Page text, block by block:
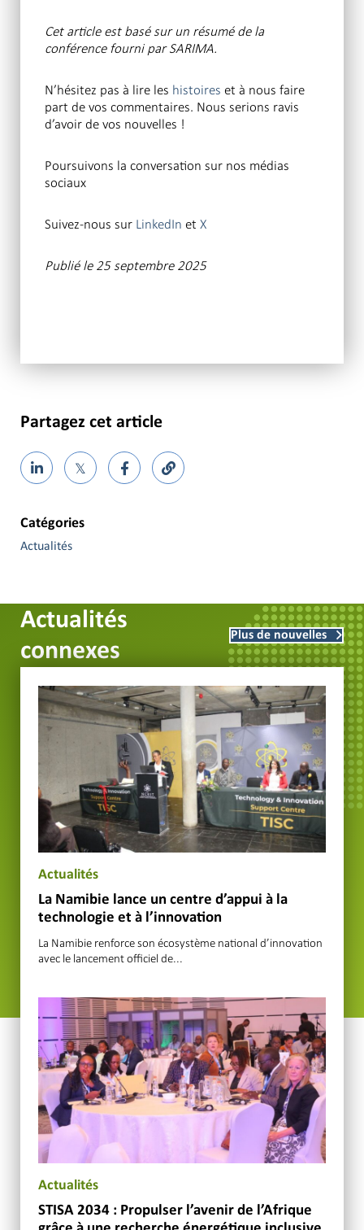
Cet article est basé sur un résumé de la
conférence fourni par SARIMA.
N’hésitez pas à lire les histoires et à nous faire
part de vos commentaires. Nous serions ravis
d’avoir de vos nouvelles !
Poursuivons la conversation sur nos médias
sociaux
Suivez-nous sur LinkedIn et X
Publié le 25 septembre 2025
Partagez cet article
𝕏
Catégories
Actualités
Actualités
connexes
Plus de nouvelles
Actualités
La Namibie lance un centre d’appui à la
technologie et à l’innovation
La Namibie renforce son écosystème national d’innovation
avec le lancement officiel de...
Actualités
STISA 2034 : Propulser l’avenir de l’Afrique